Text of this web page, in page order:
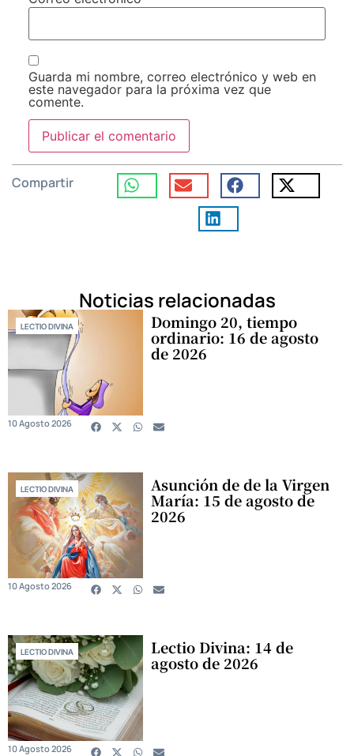
Guarda mi nombre, correo electrónico y web en
este navegador para la próxima vez que
comente.
Compartir
Noticias relacionadas
LECTIO DIVINA Domingo 20, tiempo
ordinario: 16 de agosto
de 2026
10 Agosto 2026
LECTIO DIVINA Asunción de de la Virgen
María: 15 de agosto de
2026
10 Agosto 2026
LECTIO DIVINA Lectio Divina: 14 de
agosto de 2026
10 Agosto 2026